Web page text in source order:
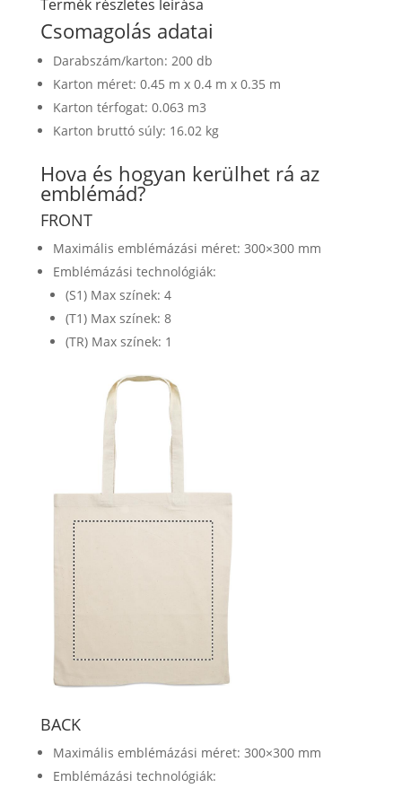
Termék részletes leírása
Csomagolás adatai
Darabszám/karton: 200 db
Karton méret: 0.45 m x 0.4 m x 0.35 m
Karton térfogat: 0.063 m3
Karton bruttó súly: 16.02 kg
Hova és hogyan kerülhet rá az
emblémád?
FRONT
Maximális emblémázási méret: 300×300 mm
Emblémázási technológiák:
(S1) Max színek: 4
(T1) Max színek: 8
(TR) Max színek: 1
BACK
Maximális emblémázási méret: 300×300 mm
Emblémázási technológiák: